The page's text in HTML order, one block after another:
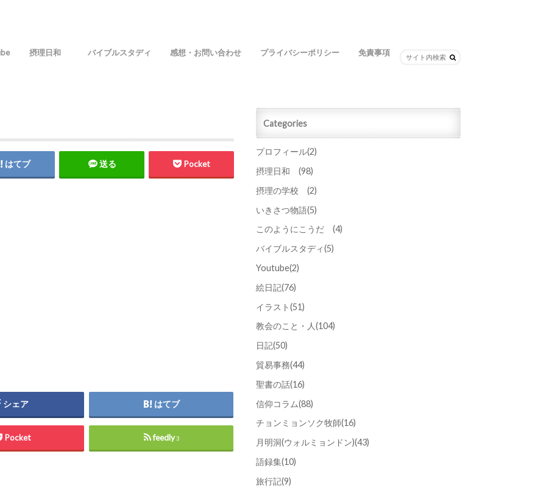
摂理日和 バイブルスタディ 感想・お問い合わせ プライバシーポリシー 免責事項
はてブ 送る Pocket
シェア はてブ
Pocket feedly3
Categories
プロフィール(2)
摂理日和 (98)
摂理の学校 (2)
いきさつ物語(5)
このようにこうだ (4)
バイブルスタディ(5)
Youtube(2)
絵日記(76)
イラスト(51)
教会のこと・人(104)
日記(50)
貿易事務(44)
聖書の話(16)
信仰コラム(88)
チョンミョンソク牧師(16)
月明洞(ウォルミョンドン)(43)
語録集(10)
旅行記(9)